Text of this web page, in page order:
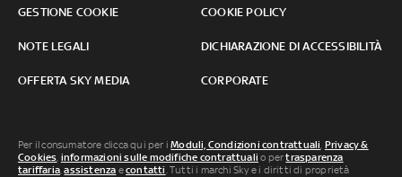
GESTIONE COOKIE COOKIE POLICY
NOTE LEGALI DICHIARAZIONE DI ACCESSIBILITÀ
OFFERTA SKY MEDIA CORPORATE
Per il consumatore clicca qui per iModuli, Condizioni contrattuali, Privacy &
Cookies, informazioni sulle modifiche contrattuali o pertrasparenza
tariffaria,assistenza econtatti. Tutti i marchi Sky e i diritti di proprietà